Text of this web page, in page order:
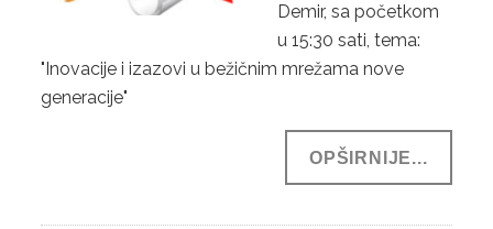
Demir, sa početkom
u 15:30 sati, tema:
"Inovacije i izazovi u bežičnim mrežama nove
generacije"
OPŠIRNIJE...